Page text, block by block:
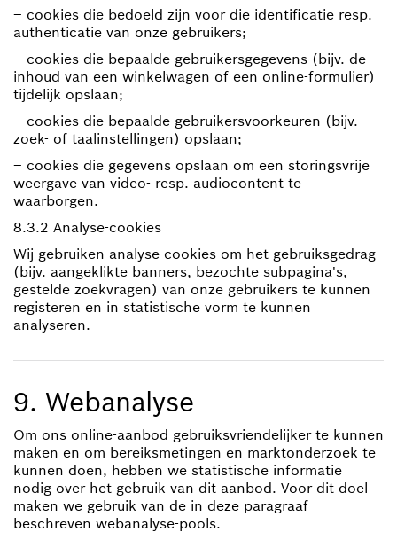
– cookies die bedoeld zijn voor die identificatie resp.
authenticatie van onze gebruikers;
– cookies die bepaalde gebruikersgegevens (bijv. de
inhoud van een winkelwagen of een online-formulier)
tijdelijk opslaan;
– cookies die bepaalde gebruikersvoorkeuren (bijv.
zoek- of taalinstellingen) opslaan;
– cookies die gegevens opslaan om een storingsvrije
weergave van video- resp. audiocontent te
waarborgen.
8.3.2 Analyse-cookies
Wij gebruiken analyse-cookies om het gebruiksgedrag
(bijv. aangeklikte banners, bezochte subpagina's,
gestelde zoekvragen) van onze gebruikers te kunnen
registeren en in statistische vorm te kunnen
analyseren.
9. Webanalyse
Om ons online-aanbod gebruiksvriendelijker te kunnen
maken en om bereiksmetingen en marktonderzoek te
kunnen doen, hebben we statistische informatie
nodig over het gebruik van dit aanbod. Voor dit doel
maken we gebruik van de in deze paragraaf
beschreven webanalyse-pools.